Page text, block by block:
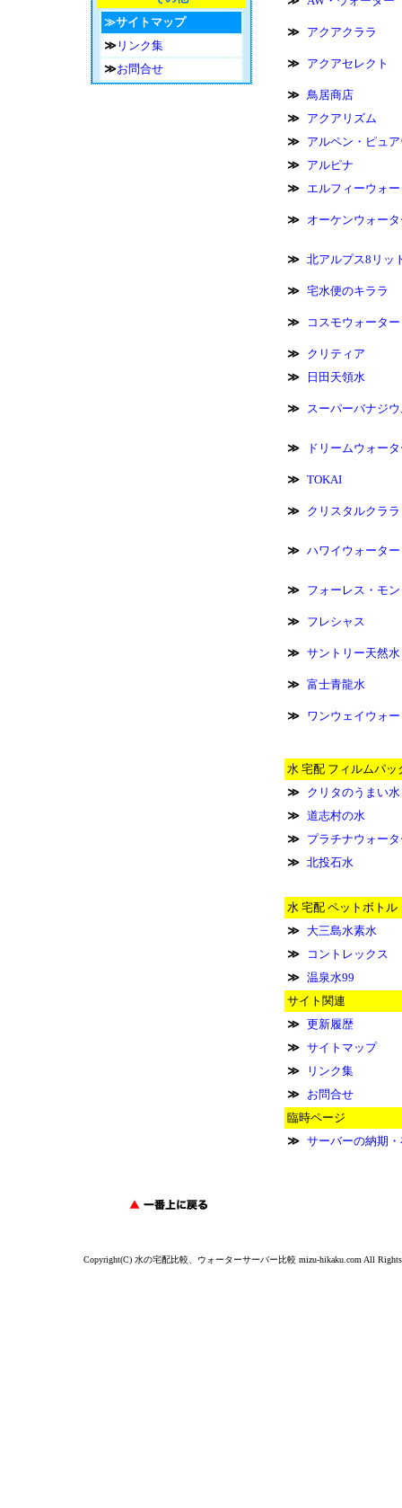
≫サイトマップ
≫リンク集
≫お問合せ
≫ アクアクララ
≫ アクアセレクト
≫ 鳥居商店
≫
アクアリズム
≫
アルペン・ピュ
≫
アルピナ
≫
エルフィーウォ
≫ オーケンウォータ
≫ 北アルプス8リッ
≫ 宅水便のキララ
≫ コスモウォーター
≫
クリティア
≫
日田天領水
≫ スーパーバナジ
≫ ドリームウォー
≫ TOKAI
≫ クリスタルクララ
≫ ハワイウォーター
≫ フォーレス・モ
≫ フレシャス
≫ サントリー天然水
≫ 富士青龍水
≫ ワンウェイウォ
水 宅配 フィルムパッ
≫
クリタのうまい水
≫ 道志村の水
≫
プラチナウォータ
≫ 北投石水
水 宅配 ペットボトル
≫
大三島水素水
≫
コントレックス
≫ 温泉水99
サイト関連
≫ 更新履歴
≫ サイトマップ
≫
リンク集
≫
お問合せ
臨時ページ
≫ サーバーの納期
Copyright(C) 水の宅配比較、ウォーターサーバー比較 mizu-hikaku.com All Rights